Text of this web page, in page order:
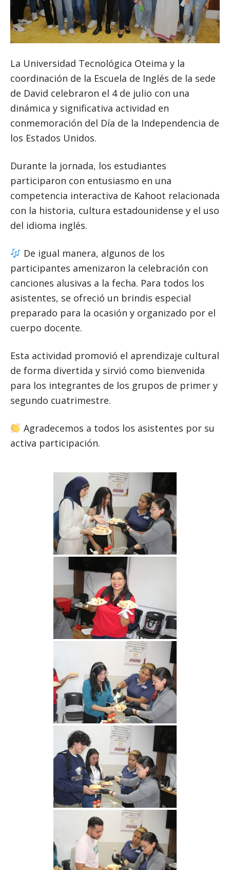
La Universidad Tecnológica Oteima y la
coordinación de la Escuela de Inglés de la sede
de David celebraron el 4 de julio con una
dinámica y significativa actividad en
conmemoración del Día de la Independencia de
los Estados Unidos.
Durante la jornada, los estudiantes
participaron con entusiasmo en una
competencia interactiva de Kahoot relacionada
con la historia, cultura estadounidense y el uso
del idioma inglés.
De igual manera, algunos de los
participantes amenizaron la celebración con
canciones alusivas a la fecha. Para todos los
asistentes, se ofreció un brindis especial
preparado para la ocasión y organizado por el
cuerpo docente.
Esta actividad promovió el aprendizaje cultural
de forma divertida y sirvió como bienvenida
para los integrantes de los grupos de primer y
segundo cuatrimestre.
Agradecemos a todos los asistentes por su
activa participación.